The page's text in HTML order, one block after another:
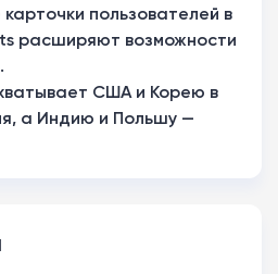
пользователей в
расширяют возможности
США и Корею в
а Индию и Польшу —